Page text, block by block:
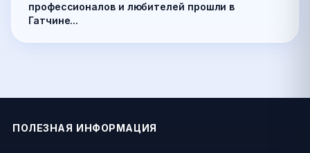
профессионалов и любителей прошли в
Гатчине...
ПОЛЕЗНАЯ ИНФОРМАЦИЯ